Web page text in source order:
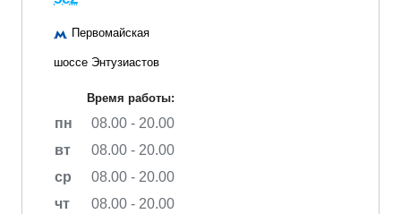
Первомайская
шоссе Энтузиастов
Время работы:
пн
08.00 - 20.00
вт
08.00 - 20.00
ср
08.00 - 20.00
чт
08.00 - 20.00